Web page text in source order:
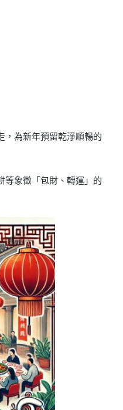
，為新年預留乾淨順暢的
等象徵「包財、轉運」的